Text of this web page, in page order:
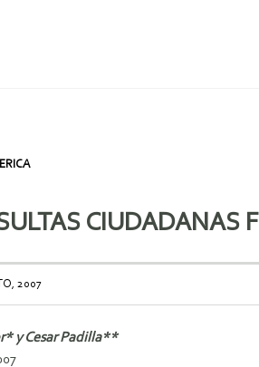
CIUDADANAS
2007
y Cesar Padilla**